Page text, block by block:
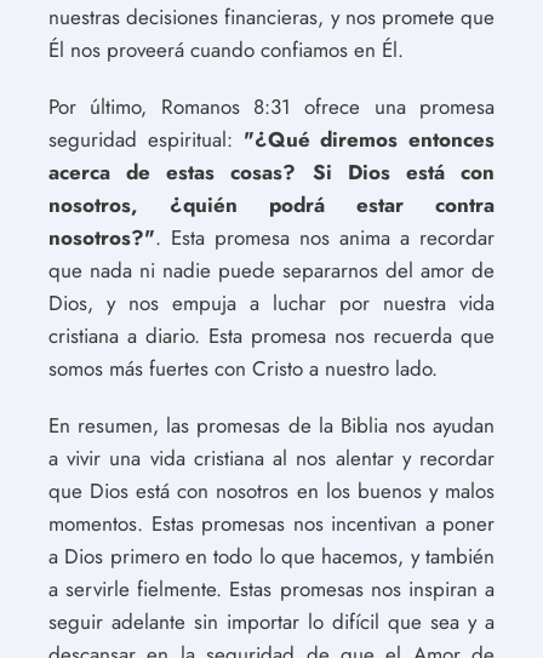
nuestras decisiones financieras, y nos promete que
Él nos proveerá cuando confiamos en Él.
Por último, Romanos 8:31 ofrece una promesa
seguridad espiritual: "¿Qué diremos entonces
acerca de estas cosas? Si Dios está con
nosotros, ¿quién podrá estar contra
nosotros?". Esta promesa nos anima a recordar
que nada ni nadie puede separarnos del amor de
Dios, y nos empuja a luchar por nuestra vida
cristiana a diario. Esta promesa nos recuerda que
somos más fuertes con Cristo a nuestro lado.
En resumen, las promesas de la Biblia nos ayudan
a vivir una vida cristiana al nos alentar y recordar
que Dios está con nosotros en los buenos y malos
momentos. Estas promesas nos incentivan a poner
a Dios primero en todo lo que hacemos, y también
a servirle fielmente. Estas promesas nos inspiran a
seguir adelante sin importar lo difícil que sea y a